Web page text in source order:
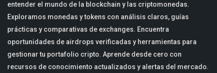
entender el mundo de la blockchain y las criptomonedas.
Exploramos monedas y tokens con análisis claros, guías
prácticas y comparativas de exchanges. Encuentra
oportunidades de airdrops verificadas y herramientas para
gestionar tu portafolio cripto. Aprende desde cero con
recursos de conocimiento actualizados y alertas del mercado.